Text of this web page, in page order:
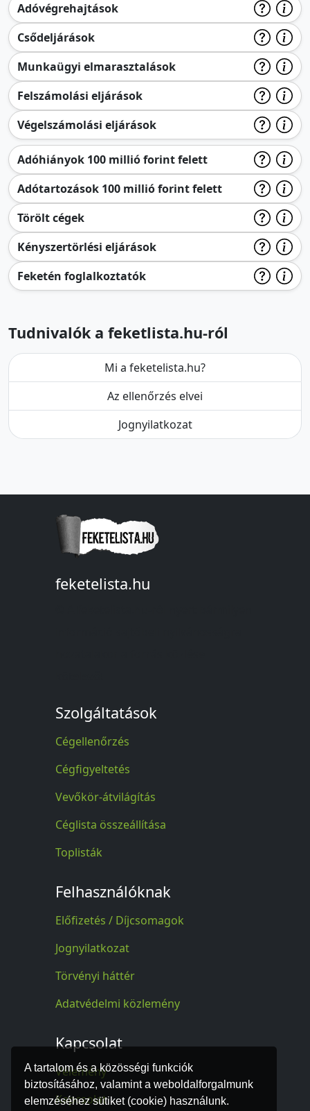
A tartalom és a közösségi funkciók
biztosításához, valamint a weboldalforgalmunk
elemzéséhez sütiket (cookie) használunk.
Adóvégrehajtások
Csődeljárások
Munkaügyi elmarasztalások
Felszámolási eljárások
Végelszámolási eljárások
Adóhiányok 100 millió forint felett
Adótartozások 100 millió forint felett
Törölt cégek
Kényszertörlési eljárások
Feketén foglalkoztatók
Tudnivalók a feketlista.hu-ról
Mi a feketelista.hu?
Az ellenőrzés elvei
Jognyilatkozat
feketelista.hu
Szolgáltatások
Cégellenőrzés
Cégfigyeltetés
Vevőkör-átvilágítás
Céglista összeállítása
Toplisták
Felhasználóknak
Előfizetés / Díjcsomagok
Jognyilatkozat
Törvényi háttér
Adatvédelmi közlemény
Kapcsolat
Vélemény
Kapcsolat